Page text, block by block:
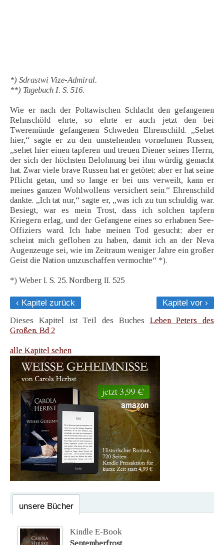
*) Sdrastwi Vize-Admiral.
**) Tagebuch I. S. 516.
Wie er nach der Poltawischen Schlacht den gefangenen
Rehnschöld ehrte, so ehrte er auch jetzt den bei
Tweremünde gefangenen Schweden Ehrenschild. „Sehet
hier,“ sagte er zu den umstehenden vornehmen Russen,
„sehet hier einen tapferen und treuen Diener seines Herrn,
der sich der höchsten Belohnung bei ihm würdig gemacht
hat. Zwar viele brave Russen hat er getötet; aber er hat seine
Pflicht getan, und so lange er bei uns verweilt, kann er
meines ganzen Wohlwollens versichert sein.“ Ehrenschild
dankte. „Ich tat nur,“ sagte er, „was ich zu tun schuldig war.
Besiegt, war es mein Trost, dass ich solchen tapfern
Kriegern erlag, und der Gefangene eines so erhabnen See-
Offiziers ward. Ich habe meinen Tod gesucht; aber er
scheint mich geflohen zu haben, damit ich an der Neva
Augenzeuge sei, wie im Zeitraum weniger Jahre ein großer
Geist die Nation umzuschaffen vermochte“ *).
*) Weber I. S. 25. Nordberg II. 525
‹ Kapitel zurück
Kapitel vor ›
Dieses Kapitel ist Teil des Buches Leben Peters des
Großen. Bd 2
alle Kapitel sehen
unsere Bücher
Kindle E-Book